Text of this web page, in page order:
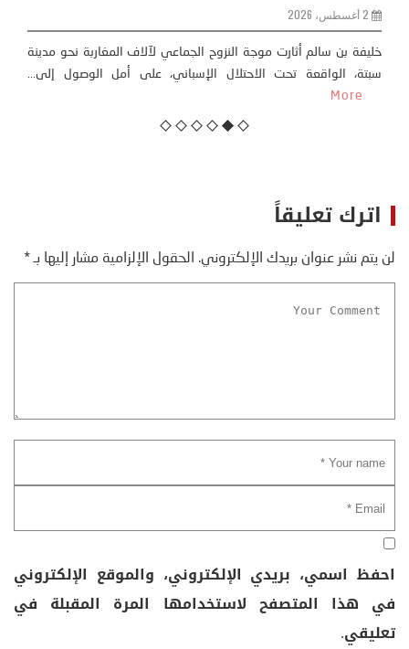
2 أغسطس، 2026
خليفة بن سالم أثارت موجة النزوح الجماعي لآلاف المغاربة نحو مدينة
سبتة، الواقعة تحت الاحتلال الإسباني، على أمل الوصول إلى...
More
اترك تعليقاً
لن يتم نشر عنوان بريدك الإلكتروني. الحقول الإلزامية مشار إليها بـ*
احفظ اسمي، بريدي الإلكتروني، والموقع الإلكتروني
في هذا المتصفح لاستخدامها المرة المقبلة في
تعليقي.